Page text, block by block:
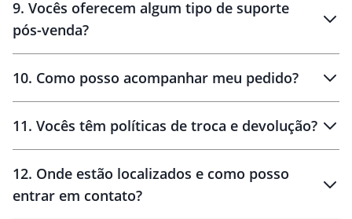
amostras
9. Vocês oferecem algum tipo de suporte
pós-venda?
10. Como posso acompanhar meu pedido?
11. Vocês têm políticas de troca e devolução?
30 dias
12. Onde estão localizados e como posso
entrar em contato?